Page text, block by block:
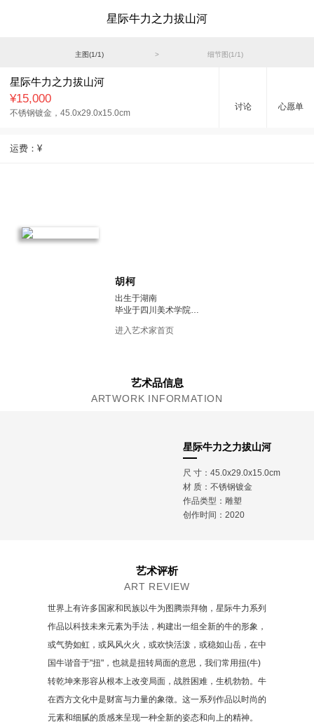
星际牛力之力拔山河
主图(1/1) > 细节图(1/1)
星际牛力之力拔山河
¥15,000
不锈钢镀金， 45.0x29.0x15.0cm
讨论 心愿单
运费： ¥
胡柯
出生于湖南
毕业于四川美术学院
进入艺术家首页
艺术品信息
ARTWORK INFORMATION
星际牛力之力拔山河
尺 寸：45.0x29.0x15.0cm
材 质： 不锈钢镀金
作品类型：雕塑
创作时间：2020
艺术评析
ART REVIEW
世界上有许多国家和民族以牛为图腾崇拜物，星际牛力系列
作品以科技未来元素为手法，构建出一组全新的牛的形象，
或气势如虹，或风风火火，或欢快活泼，或稳如山岳，在中
国牛谐音于"扭"，也就是扭转局面的意思，我们常用扭(牛)
转乾坤来形容从根本上改变局面，战胜困难，生机勃勃。牛
在西方文化中是财富与力量的象徵。这一系列作品以时尚的
元素和细腻的质感来呈现一种全新的姿态和向上的精神。